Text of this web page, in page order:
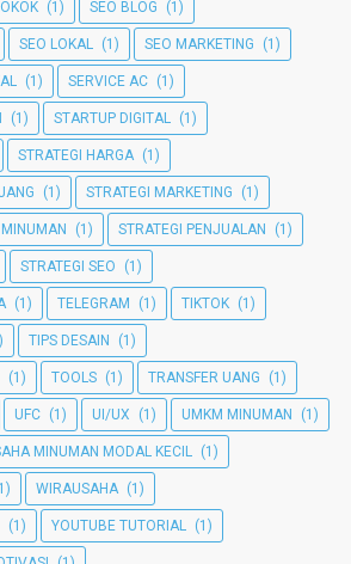
(1) SEO BLOG (1)
SEO LOKAL (1) SEO MARKETING (1)
(1) SERVICE AC (1)
(1) STARTUP DIGITAL (1)
STRATEGI HARGA (1)
(1) STRATEGI MARKETING (1)
(1) STRATEGI PENJUALAN (1)
STRATEGI SEO (1)
(1) TELEGRAM (1) TIKTOK (1)
TIPS DESAIN (1)
(1) TOOLS (1) TRANSFER UANG (1)
UFC (1) UI/UX (1) UMKM MINUMAN (1)
MINUMAN MODAL KECIL (1)
WIRAUSAHA (1)
(1) YOUTUBE TUTORIAL (1)